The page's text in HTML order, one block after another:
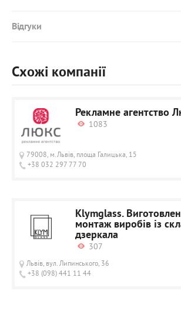
Відгуки
Схожі компанії
Рекламне агентство
1083
79008, м.Львів, площа Галицька, 15
+38 032 297 77 70
Klymglass.
монтаж виробів із
дзеркала
307
Львів, вул. Липинського, 36
+38 (098) 441 11 44